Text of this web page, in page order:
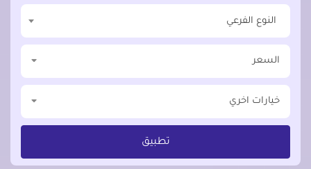
النوع الفرعي
السعر
خيارات اخري
تطبيق